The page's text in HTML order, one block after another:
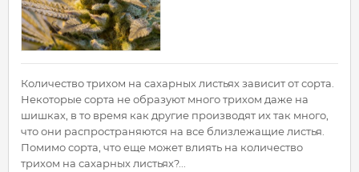
Количество трихом на сахарных листьях зависит от сорта.
Некоторые сорта не образуют много трихом даже на
шишках, в то время как другие производят их так много,
что они распространяются на все близлежащие листья.
Помимо сорта, что еще может влиять на количество
трихом на сахарных листьях?...